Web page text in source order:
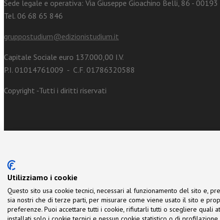
Sede legale e operativa: Via Giuseppe Gioachino Belli, 86 - 00193
Tel. 06 68 65 846
gruppostudium@edizionistudium.it
Capitale Sociale euro 137.000,00 I.V.
P.I. 01014761009 - C.F. 01786320588
Copyright -Tutti i diritti riservati
Utilizziamo i cookie
Questo sito usa cookie tecnici, necessari al funzionamento del sito e,
sia nostri che di terze parti, per misurare come viene usato il sito e
preferenze. Puoi accettare tutti i cookie, rifiutarli tutti o scegliere quali